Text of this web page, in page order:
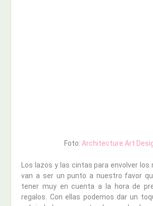
Foto: Architecture Art
Los lazos y las cintas para envolver los
van a ser un punto a nuestro favor
tener muy en cuenta a la hora de
regalos. Con ellas podemos dar un